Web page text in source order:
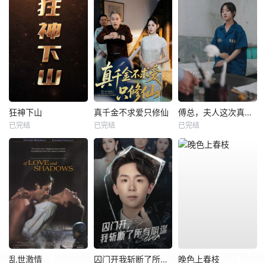
狂神下山
已完结
真千金不求爱只修仙
已完结
傅总，夫人这次真的死了
已完结
乱世激情 囚门开我斩断了所有阴谋 晚色上春枝